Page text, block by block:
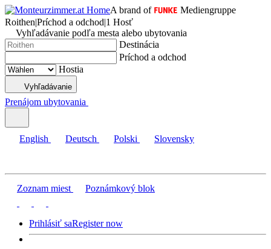
A brand of
Mediengruppe
Roithen|Príchod a odchod|1 Hosť
Vyhľadávanie podľa mesta alebo ubytovania
Destinácia
Príchod a odchod
Hostia
Vyhľadávanie
Prenájom ubytovania
English Deutsch Polski Slovensky
Zoznam miest Poznámkový blok
Prihlásiť saRegister now